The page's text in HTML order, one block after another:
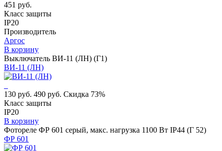
451 руб.
Класс защиты
IP20
Производитель
Аргос
В корзину
Выключатель ВИ-11 (ЛН) (Г1)
ВИ-11 (ЛН)
130 руб. 490 руб. Скидка 73%
Класс защиты
IP20
В корзину
Фотореле ФР 601 серый, макс. нагрузка 1100 Вт IP44 (Г 52)
ФР 601